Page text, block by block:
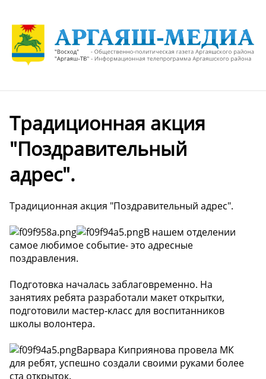
Традиционная акция
"Поздравительный
адрес".
Традиционная акция "Поздравительный адрес".
В нашем отделении
самое любимое событие- это адресные
поздравления.
Подготовка началась заблаговременно. На
занятиях ребята разработали макет открытки,
подготовили мастер-класс для воспитанников
школы волонтера.
Варвара Киприянова провела МК
для ребят, успешно создали своими руками более
ста открыток.